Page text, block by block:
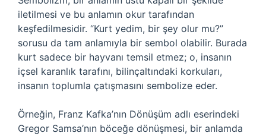
iletilmesi ve bu anlamın okur tarafından
keşfedilmesidir. “Kurt yedim, bir şey olur mu?”
sorusu da tam anlamıyla bir sembol olabilir. Burada
kurt sadece bir hayvanı temsil etmez; o, insanın
içsel karanlık tarafını, bilinçaltındaki korkuları,
insanın toplumla çatışmasını sembolize eder.
Örneğin, Franz Kafka’nın Dönüşüm adlı eserindeki
Gregor Samsa’nın böceğe dönüşmesi, bir anlamda